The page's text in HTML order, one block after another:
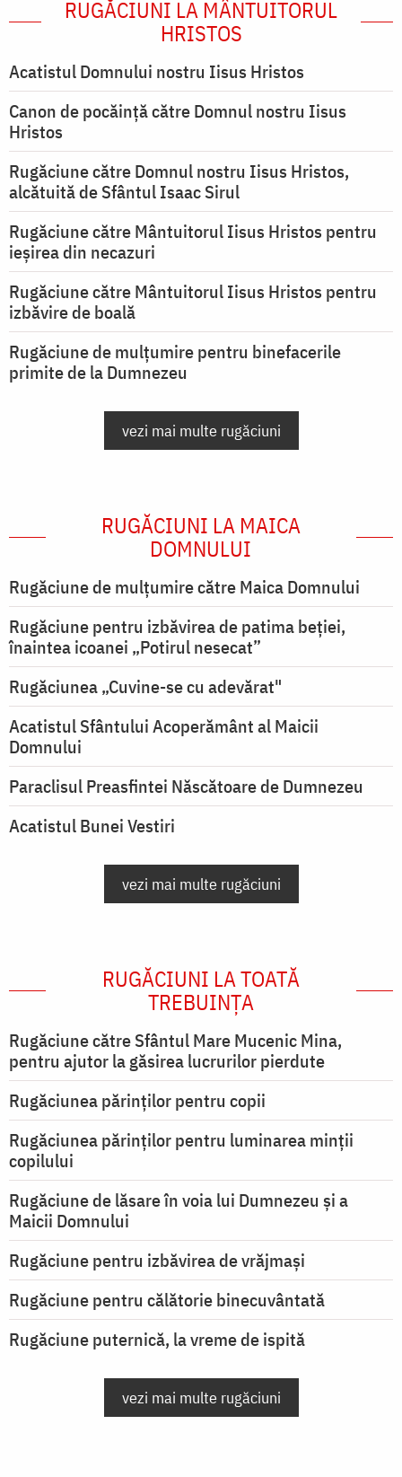
RUGĂCIUNI LA MÂNTUITORUL
HRISTOS
Acatistul Domnului nostru Iisus Hristos
Canon de pocăință către Domnul nostru Iisus
Hristos
Rugăciune către Domnul nostru Iisus Hristos,
alcătuită de Sfântul Isaac Sirul
Rugăciune către Mântuitorul Iisus Hristos pentru
ieşirea din necazuri
Rugăciune către Mântuitorul Iisus Hristos pentru
izbăvire de boală
Rugăciune de mulțumire pentru binefacerile
primite de la Dumnezeu
vezi mai multe rugăciuni
RUGĂCIUNI LA MAICA
DOMNULUI
Rugăciune de mulţumire către Maica Domnului
Rugăciune pentru izbăvirea de patima beției,
înaintea icoanei „Potirul nesecat”
Rugăciunea „Cuvine-se cu adevărat"
Acatistul Sfântului Acoperământ al Maicii
Domnului
Paraclisul Preasfintei Născătoare de Dumnezeu
Acatistul Bunei Vestiri
vezi mai multe rugăciuni
RUGĂCIUNI LA TOATĂ
TREBUINȚA
Rugăciune către Sfântul Mare Mucenic Mina,
pentru ajutor la găsirea lucrurilor pierdute
Rugăciunea părinților pentru copii
Rugăciunea părinților pentru luminarea minţii
copilului
Rugăciune de lăsare în voia lui Dumnezeu şi a
Maicii Domnului
Rugăciune pentru izbăvirea de vrăjmași
Rugăciune pentru călătorie binecuvântată
Rugăciune puternică, la vreme de ispită
vezi mai multe rugăciuni